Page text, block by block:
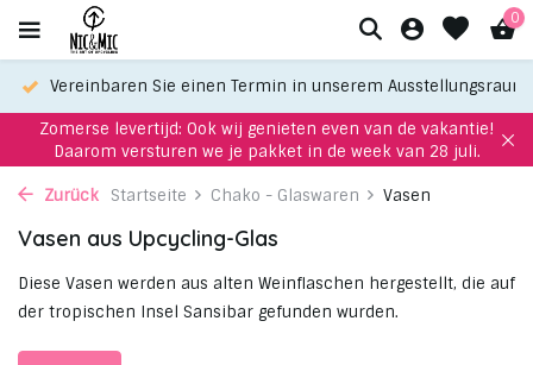
0
Vereinbaren Sie einen Termin in unserem Ausstellungsraum
Zomerse levertijd: Ook wij genieten even van de vakantie!
Daarom versturen we je pakket in de week van 28 juli.
Zurück Startseite Chako - Glaswaren Vasen
Vasen aus Upcycling-Glas
Diese Vasen werden aus alten Weinflaschen hergestellt, die auf
der tropischen Insel Sansibar gefunden wurden.